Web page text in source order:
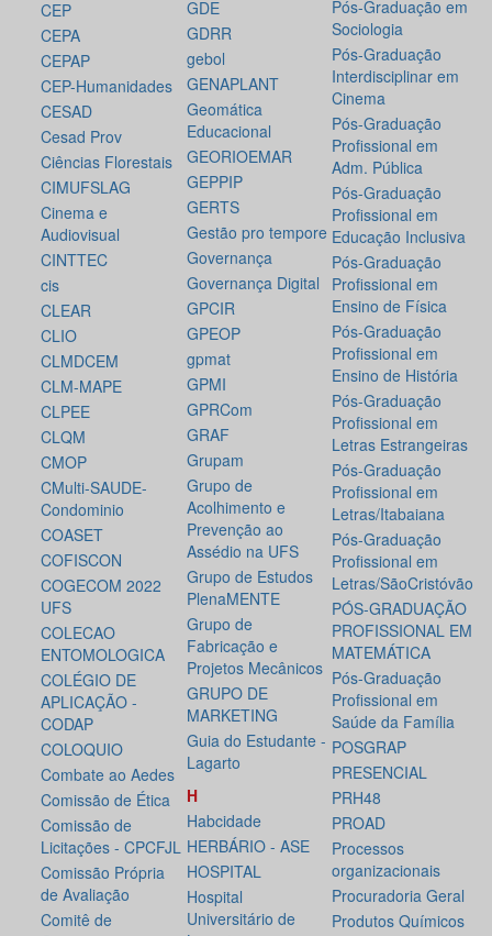
CEP
CEPA
CEPAP
CEP-Humanidades
CESAD
Cesad Prov
Ciências Florestais
CIMUFSLAG
Cinema e
Audiovisual
CINTTEC
cis
CLEAR
CLIO
CLMDCEM
CLM-MAPE
CLPEE
CLQM
CMOP
CMulti-SAUDE-
Condominio
COASET
COFISCON
COGECOM 2022
UFS
COLECAO
ENTOMOLOGICA
COLÉGIO DE
APLICAÇÃO -
CODAP
COLOQUIO
Combate ao Aedes
Comissão de Ética
Comissão de
Licitações - CPCFJL
Comissão Própria
de Avaliação
Comitê de
GDE
GDRR
gebol
GENAPLANT
Geomática
Educacional
GEORIOEMAR
GEPPIP
GERTS
Gestão pro tempore
Governança
Governança Digital
GPCIR
GPEOP
gpmat
GPMI
GPRCom
GRAF
Grupam
Grupo de
Acolhimento e
Prevenção ao
Assédio na UFS
Grupo de Estudos
PlenaMENTE
Grupo de
Fabricação e
Projetos Mecânicos
GRUPO DE
MARKETING
Guia do Estudante -
Lagarto
H
Habcidade
HERBÁRIO - ASE
HOSPITAL
Hospital
Universitário de
Pós-Graduação em
Sociologia
Pós-Graduação
Interdisciplinar em
Cinema
Pós-Graduação
Profissional em
Adm. Pública
Pós-Graduação
Profissional em
Educação Inclusiva
Pós-Graduação
Profissional em
Ensino de Física
Pós-Graduação
Profissional em
Ensino de História
Pós-Graduação
Profissional em
Letras Estrangeiras
Pós-Graduação
Profissional em
Letras/Itabaiana
Pós-Graduação
Profissional em
Letras/SãoCristóvão
PÓS-GRADUAÇÃO
PROFISSIONAL EM
MATEMÁTICA
Pós-Graduação
Profissional em
Saúde da Família
POSGRAP
PRESENCIAL
PRH48
PROAD
Processos
organizacionais
Procuradoria Geral
Produtos Químicos